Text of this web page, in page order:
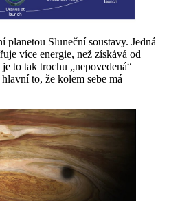
planetou Sluneční soustavy. Jedná
více energie, než získává od
to tak trochu „nepovedená“
to, že kolem sebe má